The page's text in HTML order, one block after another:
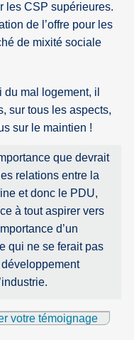
les CSP supérieures.
de l’offre pour les
de mixité sociale
mal logement, il
sur tous les aspects,
sur le maintien !
que devrait
relations entre la
et donc le PDU,
à tout aspirer vers
d’un
qui ne se ferait pas
votre témoignage